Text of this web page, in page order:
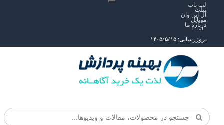
لپ تاپ
تبلت
آل این وان
موبایل
درباره ما
راهنما
بروزرسانی: ۱۴۰۵/۵/۱۵